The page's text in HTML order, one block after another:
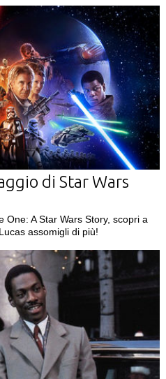
di Star Wars
One: A Star Wars Story, scopri a
assomigli di più!